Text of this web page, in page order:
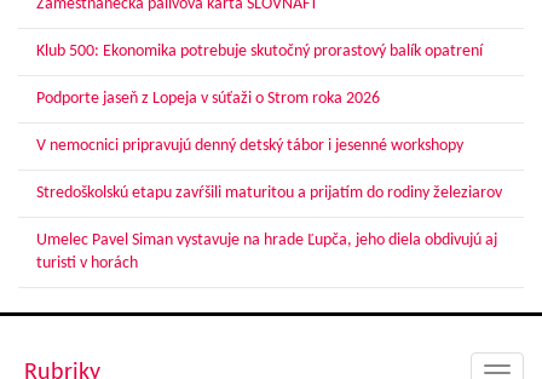
Zamestnanecká palivová karta SLOVNAFT
Klub 500: Ekonomika potrebuje skutočný prorastový balík opatrení
Podporte jaseň z Lopeja v súťaži o Strom roka 2026
V nemocnici pripravujú denný detský tábor i jesenné workshopy
Stredoškolskú etapu zavŕšili maturitou a prijatím do rodiny železiarov
Umelec Pavel Siman vystavuje na hrade Ľupča, jeho diela obdivujú aj
turisti v horách
Rubriky